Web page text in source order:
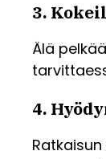
3.
Älä
4.